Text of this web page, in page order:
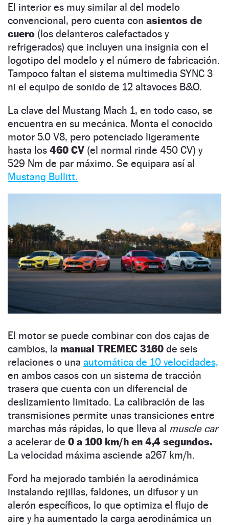
El interior es muy similar al del modelo
convencional, pero cuenta con asientos de
cuero (los delanteros calefactados y
refrigerados) que incluyen una insignia con el
logotipo del modelo y el número de fabricación.
Tampoco faltan el sistema multimedia SYNC 3
ni el equipo de sonido de 12 altavoces B&O.
La clave del Mustang Mach 1, en todo caso, se
encuentra en su mecánica. Monta el conocido
motor 5.0 V8, pero potenciado ligeramente
hasta los 460 CV (el normal rinde 450 CV) y
529 Nm de par máximo. Se equipara así al
Mustang Bullitt.
El motor se puede combinar con dos cajas de
cambios, la manual TREMEC 3160 de seis
relaciones o una automática de 10 velocidades,
en ambos casos con un sistema de tracción
trasera que cuenta con un diferencial de
deslizamiento limitado. La calibración de las
transmisiones permite unas transiciones entre
marchas más rápidas, lo que lleva al muscle car
a acelerar de 0 a 100 km/h en 4,4 segundos.
La velocidad máxima asciende a267 km/h.
Ford ha mejorado también la aerodinámica
instalando rejillas, faldones, un difusor y un
alerón específicos, lo que optimiza el flujo de
aire y ha aumentado la carga aerodinámica un